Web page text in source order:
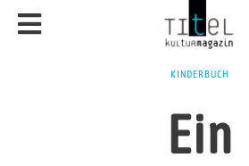
KINDERBUCH
Ein